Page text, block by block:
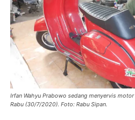
Irfan Wahyu Prabowo sedang menyervis
Rabu (30/7/2020). Foto: Rabu Sipan.